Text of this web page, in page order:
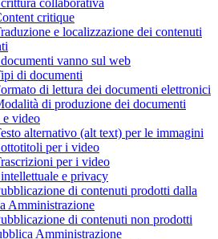
collaborativa
critique
e localizzazione dei contenuti
vanno sul web
di documenti
di lettura dei documenti elettronici
di produzione dei documenti
video
alternativo (alt text) per le immagini
per i video
per i video
e privacy
di contenuti prodotti dalla
Amministrazione
di contenuti non prodotti
Amministrazione